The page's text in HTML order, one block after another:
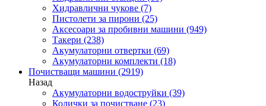
Хидравлични чукове (7)
Пистолети за пирони (25)
Аксесоари за пробивни машини (949)
Такери (238)
Акумулаторни отвертки (69)
Акумулаторни комплекти (18)
Почистващи машини (2919)
Назад
Акумулаторни водоструйки (39)
Колички за почистване (23)